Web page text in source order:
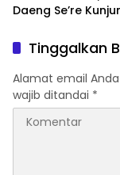
Daeng Se’re
Pembangunan
Aspirasi Prajurit
Tinggalkan
Alamat email
wajib ditandai *